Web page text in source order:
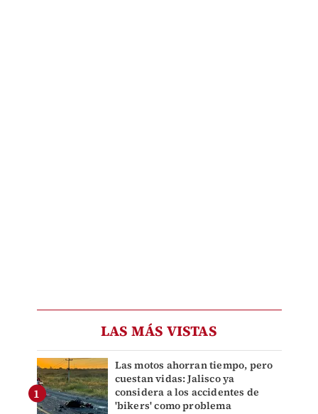
LAS MÁS VISTAS
Las motos ahorran tiempo, pero
cuestan vidas: Jalisco ya
considera a los accidentes de
'bikers' como problema